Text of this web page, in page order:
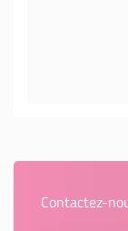
Contactez-